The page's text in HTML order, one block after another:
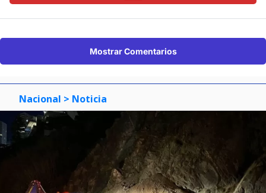
Mostrar Comentarios
Nacional > Noticia